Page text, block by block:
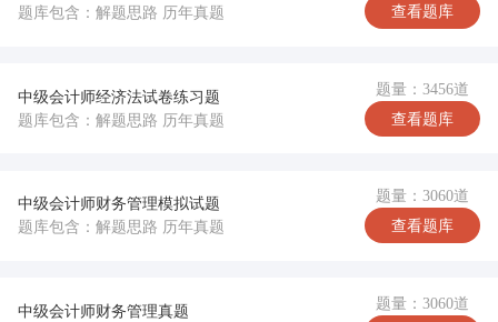
题库包含：解题思路 历年真题
查看题库
中级会计师经济法试卷练习题
题库包含：解题思路 历年真题
题量：3456道
查看题库
中级会计师财务管理模拟试题
题库包含：解题思路 历年真题
题量：3060道
查看题库
中级会计师财务管理真题
题量：3060道